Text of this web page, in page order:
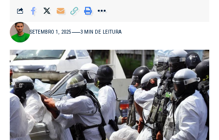
SETEMBRO 1, 2025 3 MIN DE LEITURA